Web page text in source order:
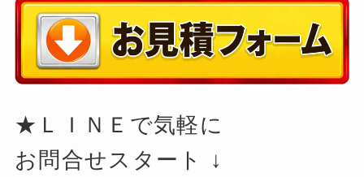
★ＬＩＮＥで気軽に
お問合せスタート ↓